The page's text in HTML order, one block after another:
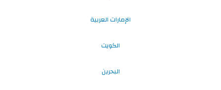
الإمارات العربية
الكويت
البحرين